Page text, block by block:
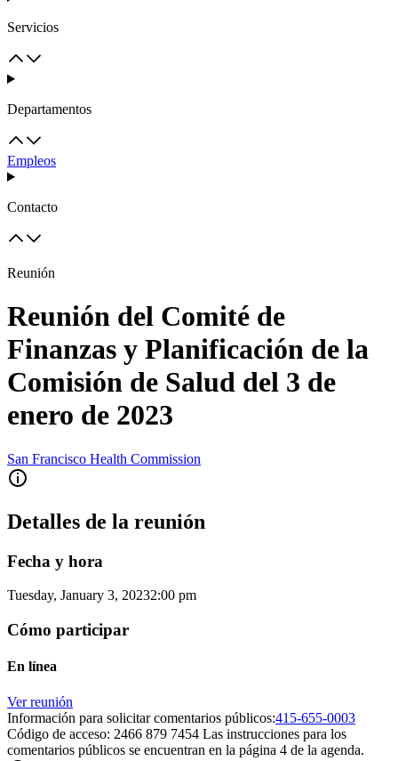
Servicios
Departamentos
Empleos
Contacto
Reunión
Reunión del Comité de
Finanzas y Planificación de la
Comisión de Salud del 3 de
enero de 2023
San Francisco Health Commission
Detalles de la reunión
Fecha y hora
Tuesday, January 3, 20232:00 pm
Cómo participar
En línea
Ver reunión
Información para solicitar comentarios públicos:415-655-0003
Código de acceso: 2466 879 7454 Las instrucciones para los
comentarios públicos se encuentran en la página 4 de la agenda.